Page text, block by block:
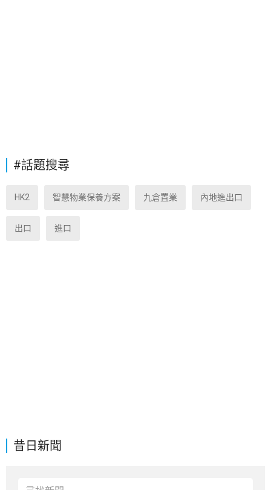
昔日新聞
#話題搜尋
HK2 智慧物業保養方案 九倉置業 內地進出口
出口 進口